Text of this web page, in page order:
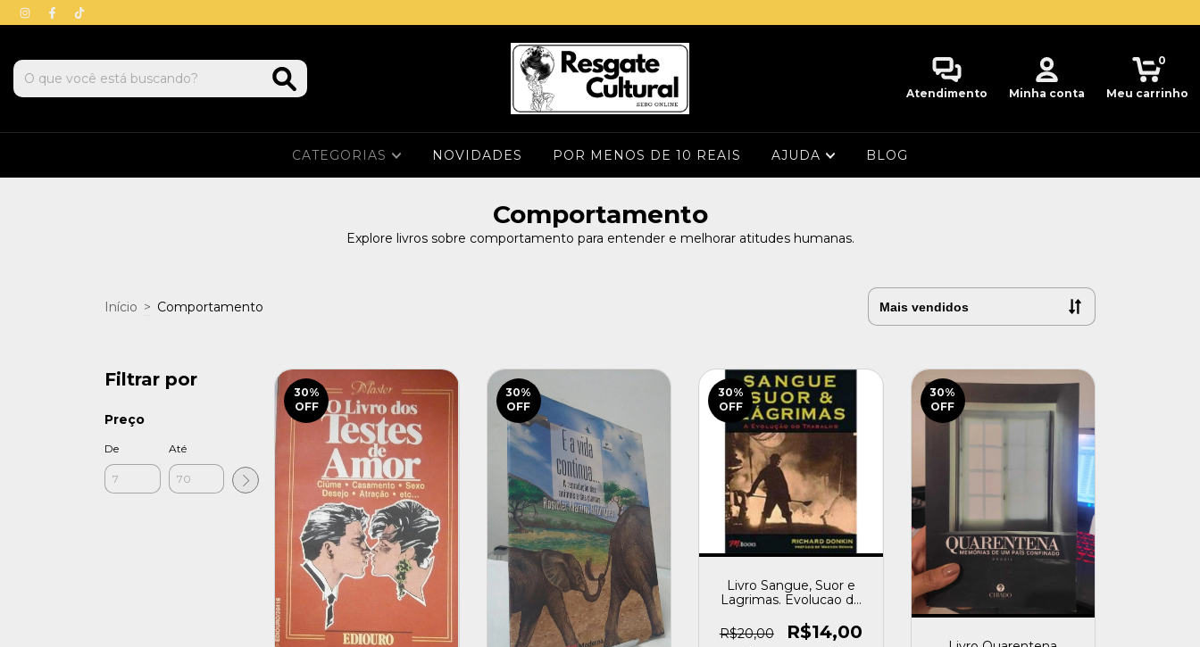
Atendimento Minha conta Meu carrinho
0
CATEGORIAS NOVIDADES POR MENOS DE 10 REAIS AJUDA BLOG
Comportamento
Explore livros sobre comportamento para entender e melhorar atitudes humanas.
Início > Comportamento
Filtrar por
Preço
De Até
30%
OFF
30%
OFF
30%
OFF
Livro Sangue, Suor e
Lagrimas. Evolucao do
[usado]
R$20,00 R$14,00
30%
OFF